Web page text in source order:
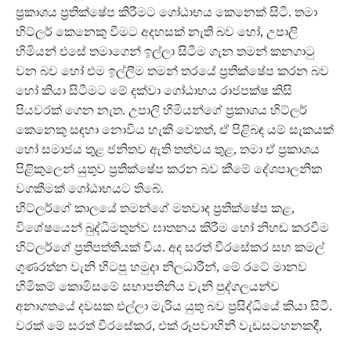
ප‍්‍රකාශය ප‍්‍රතික්ෂේප කිරීමට ගෝඨාභය කෙනෙක් සිටී. තමා
හිට්ලර් කෙනෙකු වීමට අදහසක් නැති බව හෝ, උපාලි
හිමියන් එසේ තමාගෙන් ඉල්ලා සිටීම ගැන තමන් කනගාටු
වන බව හෝ එම ඉල්ලීම තමන් තරයේ ප‍්‍රතික්ෂේප කරන බව
හෝ කියා සිටීමට මේ දක්වා ගෝඨාභය රාජපක්ෂ කිසි
පියවරක් ගෙන නැත. උපාලි හිමියන්ගේ ප‍්‍රකාශය හිට්ලර්
කෙනෙකු සඳහා නොවිය හැකි වෙතත්, ඒ පිළිබඳ යම් සැකයක්
හෝ සමාජය තුළ ජනිතව ඇති තත්වය තුළ, තමා ඒ ප‍්‍රකාශය
පිළිකුලෙන් යුතුව ප‍්‍රතික්ෂේප කරන බව කීමේ දේශපාලනික
වගකීමක් ගෝඨාභයට තිබේ.
හිට්ලර්ගේ කාලයේ තමන්ගේ මතවාද ප‍්‍රතික්ෂේප කළ,
විශේෂයෙන් බුද්ධිමතුන්ව ඝාතනය කිරීම හෝ නිහඬ කරවීම
හිට්ලර්ගේ ප‍්‍රතිපත්තියක් විය. අද සරත් වීරසේකර සහ කමල්
ගුණරත්න වැනි හිටපු හමුදා නිලධාරීන්, මේ රටේ මානව
හිමිකම් කොමිසමේ සභාපතිනිය වැනි පුද්ගලයන්ව
අනාගතයේ දවසක එල්ලා මැරිය යුතු බව ප‍්‍රසිද්ධියේ කියා සිටී.
වරක් මේ සරත් වීරසේකර, එක් රූපවාහිනී වැඩසටහනකදී,